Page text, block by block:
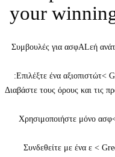
your
Συμβουλές για
2. Διαβάστε τους
3.
4.